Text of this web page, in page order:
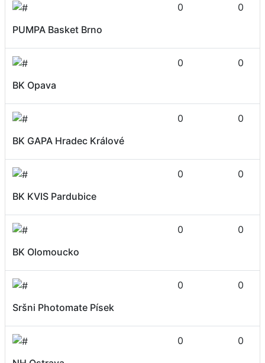
PUMPA Basket Brno
0 0
BK Opava
0 0
BK GAPA Hradec Králové
0 0
BK KVIS Pardubice
0 0
BK Olomoucko
0 0
Sršni Photomate Písek
0 0
0 0